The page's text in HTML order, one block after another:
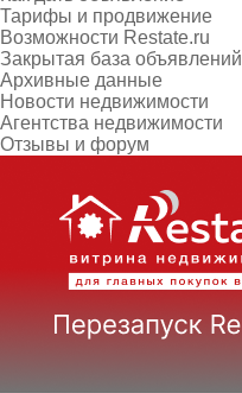
Тарифы и продвижение
Возможности Restate.ru
Закрытая база объявлений
Архивные данные
Новости недвижимости
Агентства недвижимости
Отзывы и форум